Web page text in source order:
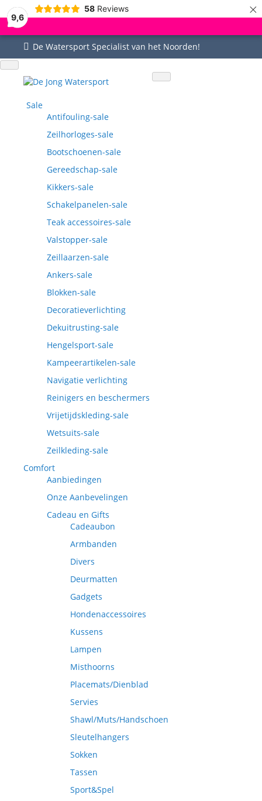
9,6
58 Reviews ×
De Watersport Specialist van het Noorden!
Uitstekende service
Sale
Antifouling-sale
Zeilhorloges-sale
Bootschoenen-sale
Gereedschap-sale
Kikkers-sale
Schakelpanelen-sale
Teak accessoires-sale
Valstopper-sale
Zeillaarzen-sale
Ankers-sale
Blokken-sale
Decoratieverlichting
Dekuitrusting-sale
Hengelsport-sale
Kampeerartikelen-sale
Navigatie verlichting
Reinigers en beschermers
Vrijetijdskleding-sale
Wetsuits-sale
Zeilkleding-sale
Comfort
Aanbiedingen
Onze Aanbevelingen
Cadeau en Gifts
Cadeaubon
Armbanden
Divers
Deurmatten
Gadgets
Hondenaccessoires
Kussens
Lampen
Misthoorns
Placemats/Dienblad
Servies
Shawl/Muts/Handschoen
Sleutelhangers
Sokken
Tassen
Sport&Spel